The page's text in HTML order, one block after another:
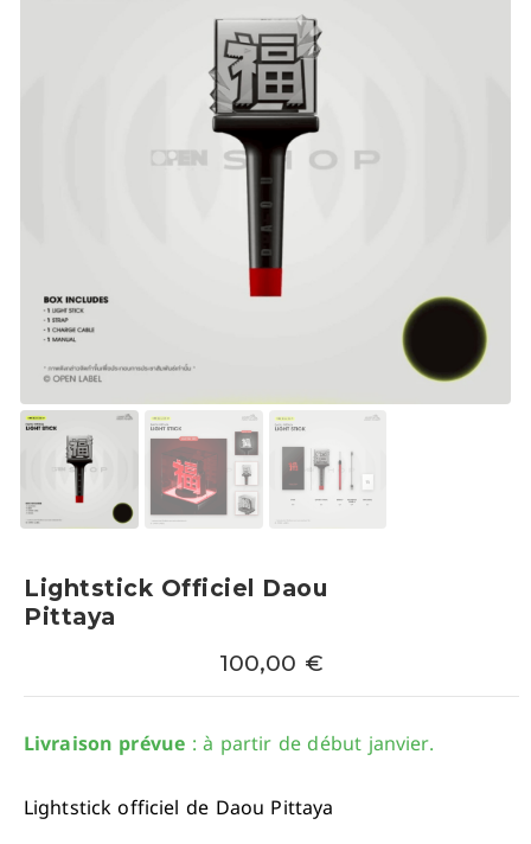
Lightstick Officiel Daou
Pittaya
100,00 €
Livraison prévue : à partir de début janvier.
Lightstick officiel de Daou Pittaya